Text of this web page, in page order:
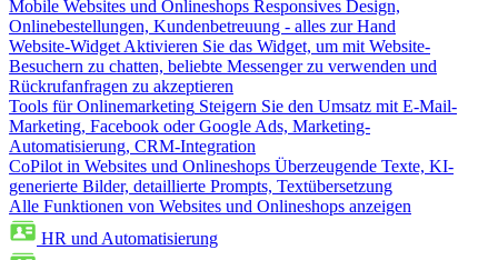
Mobile Websites und Onlineshops Responsives Design,
Onlinebestellungen, Kundenbetreuung - alles zur Hand
Website-Widget Aktivieren Sie das Widget, um mit Website-
Besuchern zu chatten, beliebte Messenger zu verwenden und
Rückrufanfragen zu akzeptieren
Tools für Onlinemarketing Steigern Sie den Umsatz mit E-Mail-
Marketing, Facebook oder Google Ads, Marketing-
Automatisierung, CRM-Integration
CoPilot in Websites und Onlineshops Überzeugende Texte, KI-
generierte Bilder, detaillierte Prompts, Textübersetzung
Alle Funktionen von Websites und Onlineshops anzeigen
HR und Automatisierung